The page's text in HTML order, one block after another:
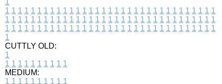
1 1 1 1 1 1 1 1 1 1 1 1 1 1 1 1 1 1 1 1 1 1 1 1 1 1 1 1 1 1 1 1 1
1 1 1 1 1 1 1 1 1 1 1 1 1 1 1 1 1 1 1 1 1 1 1 1 1 1 1 1 1 1 1 1 1
1 1 1 1 1 1 1 1 1 1 1 1 1 1 1 1 1 1 1 1 1 1 1 1 1 1 1 1 1 1 1 1 1
1
CUTTLY OLD:
1
1 1 1 1 1 1 1 1 1 1
MEDIUM:
1 1 1 1 1 1 1 1 1 1